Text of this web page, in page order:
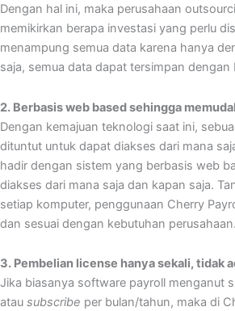
Dengan hal ini, maka perusahaan
memikirkan berapa investasi yang perlu
menampung semua data karena hanya
saja, semua data dapat tersimpan dengan
2. Berbasis web based sehingga
Dengan kemajuan teknologi saat ini,
dituntut untuk dapat diakses dari mana
hadir dengan sistem yang berbasis web
diakses dari mana saja dan kapan saja.
setiap komputer, penggunaan Cherry
dan sesuai dengan kebutuhan perusahaan.
3. Pembelian license hanya sekali, tidak
Jika biasanya software payroll menganut
atau subscribe per bulan/tahun, maka di